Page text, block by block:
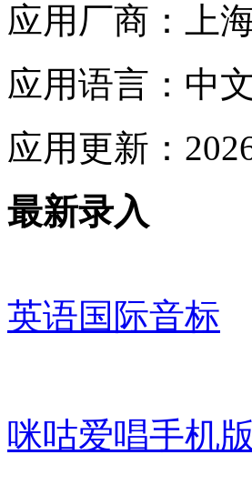
应用厂商：
上
应用语言： 中文
应用更新：
最新录入
英语国际音标
咪咕爱唱手机版